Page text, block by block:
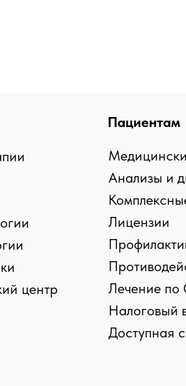
Пациентам
Анализы и
Лицензии
Лечение
Налоговый
Доступная
центрфайлов cookies и сборе
› › Согласие на